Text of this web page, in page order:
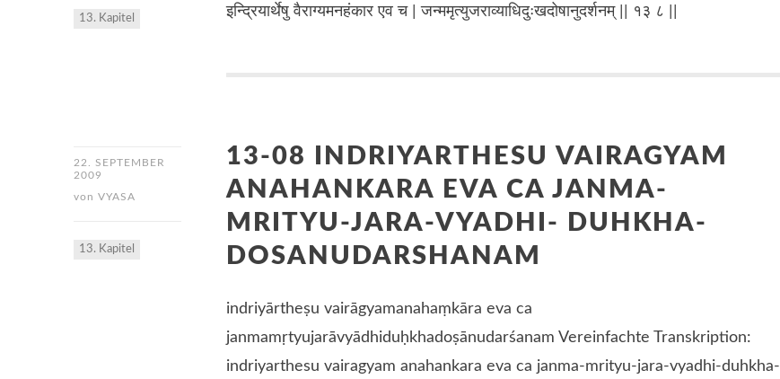
13. Kapitel इन्द्रियार्थेषु वैराग्यमनहंकार एव च | जन्ममृत्युजराव्याधिदुःखदोषानुदर्शनम् || १३ ८ ||
22. SEPTEMBER
2009
von VYASA
13. Kapitel
13-08 INDRIYARTHESU VAIRAGYAM
ANAHANKARA EVA CA JANMA-
MRITYU-JARA-VYADHI- DUHKHA-
DOSANUDARSHANAM
indriyārtheṣu vairāgyamanahaṃkāra eva ca
janmamṛtyujarāvyādhiduḥkhadoṣānudarśanam Vereinfachte Transkription:
indriyarthesu vairagyam anahankara eva ca janma-mrityu-jara-vyadhi-duhkha-